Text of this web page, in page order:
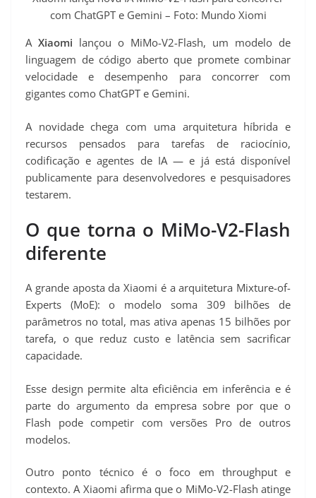
t
com ChatGPT e Gemini – Foto: Mundo Xiomi
A Xiaomi lançou o MiMo-V2-Flash, um modelo de
linguagem de código aberto que promete combinar
velocidade e desempenho para concorrer com
gigantes como ChatGPT e Gemini.
A novidade chega com uma arquitetura híbrida e
recursos pensados para tarefas de raciocínio,
codificação e agentes de IA — e já está disponível
publicamente para desenvolvedores e pesquisadores
testarem.
O que torna o MiMo-V2-Flash
diferente
A grande aposta da Xiaomi é a arquitetura Mixture-of-
Experts (MoE): o modelo soma 309 bilhões de
parâmetros no total, mas ativa apenas 15 bilhões por
tarefa, o que reduz custo e latência sem sacrificar
capacidade.
Esse design permite alta eficiência em inferência e é
parte do argumento da empresa sobre por que o
Flash pode competir com versões Pro de outros
modelos.
Outro ponto técnico é o foco em throughput e
contexto. A Xiaomi afirma que o MiMo-V2-Flash atinge